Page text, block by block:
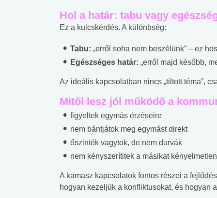
Hol a határ: tabu vagy
Ez a kulcskérdés. A különbség:
Tabu: „erről soha nem beszélünk” – ez
Egészséges határ: „erről majd később,
Az ideális kapcsolatban nincs „tiltott téma”,
Mitől lesz jól működő a
figyeltek egymás érzéseire
nem bántjátok meg egymást direkt
őszinték vagytok, de nem durvák
nem kényszerítitek a másikat
A kamasz kapcsolatok fontos részei a
hogyan kezeljük a konfliktusokat, és hogyan